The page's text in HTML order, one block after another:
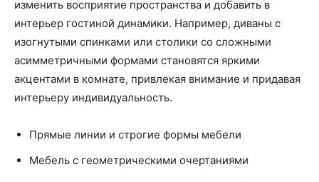
изменить восприятие пространства и добавить в
интерьер гостиной динамики. Например, диваны с
изогнутыми спинками или столики со сложными
асимметричными формами становятся яркими
акцентами в комнате, привлекая внимание и придавая
интерьеру индивидуальность.
Прямые линии и строгие формы мебели
Мебель с геометрическими очертаниями